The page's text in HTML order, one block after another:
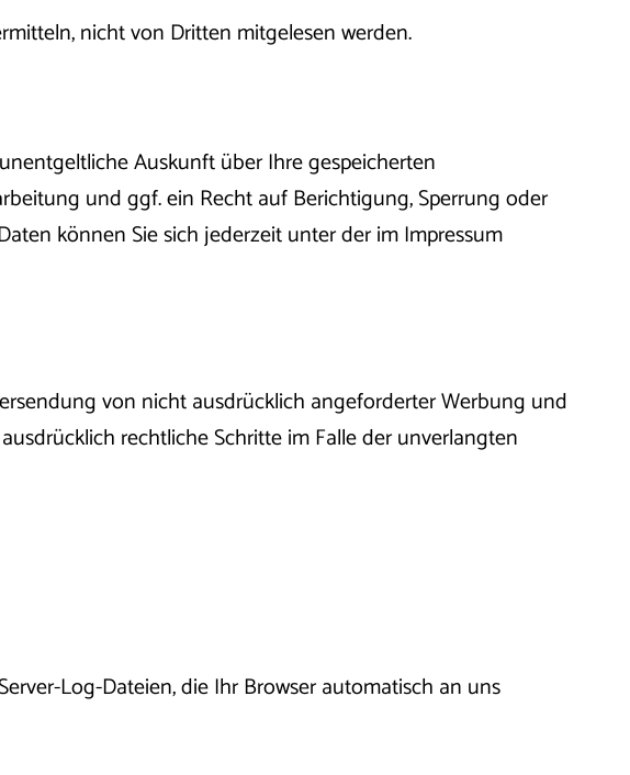
nicht von Dritten mitgelesen werden.
Auskunft über Ihre gespeicherten
und ggf. ein Recht auf Berichtigung, Sperrung oder
können Sie sich jederzeit unter der im Impressum
von nicht ausdrücklich angeforderter Werbung und
rechtliche Schritte im Falle der unverlangten
Log-Dateien, die Ihr Browser automatisch an uns